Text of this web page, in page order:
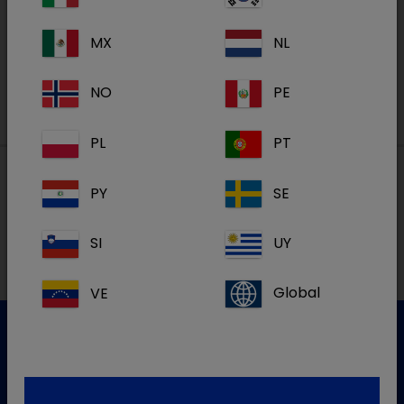
S'inscrire
Nos adresses
Service clientèle
MX NL
NO PE
PL PT
PY SE
SI UY
VE Global